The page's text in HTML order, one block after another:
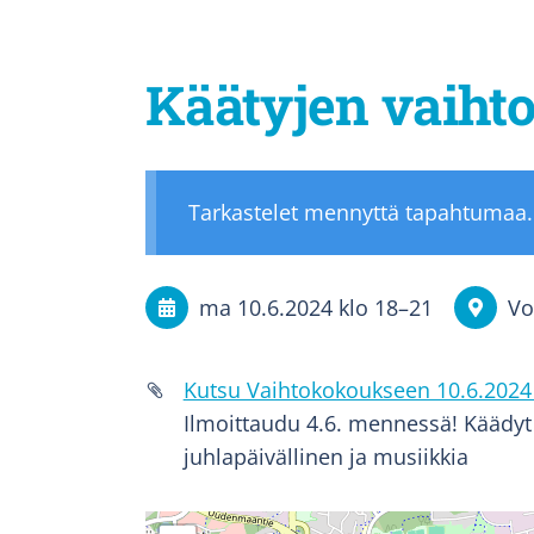
Käätyjen vaihto
Tarkastelet mennyttä tapahtumaa.
ma 10.6.2024 klo 18–21
Kutsu Vaihtokokoukseen
Ilmoittaudu 4.6. mennessä!
juhlapäivällinen ja musiikkia